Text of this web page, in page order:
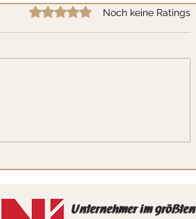
Mit 0 von 5 Sternen bewertet.
Noch keine Ratings
Unternehmer im größten